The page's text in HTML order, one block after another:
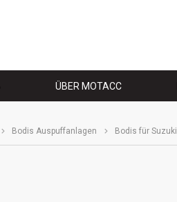
ÜBER MOTACC
Bodis Auspuffanlagen Bodis für Suzuki